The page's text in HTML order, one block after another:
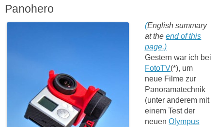
Panohero
(English summary
at theend of this
page.)
Gestern war ich bei
FotoTV(*), um
neue Filme zur
Panoramatechnik
(unter anderem mit
einem Test der
neuenOlympus